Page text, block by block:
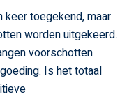
toegekend, maar
worden uitgekeerd.
voorschotten
Is het totaal